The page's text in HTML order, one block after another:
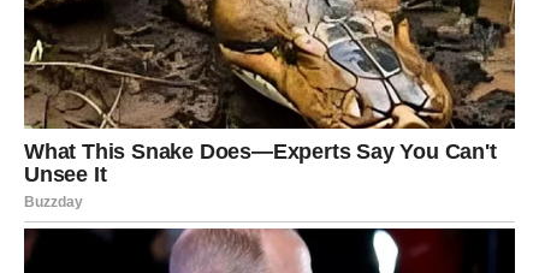
unapređenje ili prilika koja vam donosi mnogo veću
finansijsku sigurnost. Ono što dolazi moglo bi vas
potpuno iznenaditi i pokazati da nijedan vaš trud nije bio
uzaludan.
Mnoge Ribe će imati osjećaj da konačno ulaze u period
obilja i stabilnosti.
Poruka zvijezda